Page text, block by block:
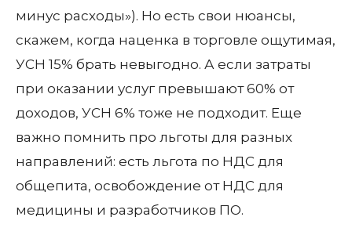
минус расходы»). Но есть свои нюансы,
скажем, когда наценка в торговле ощутимая,
УСН 15% брать невыгодно. А если затраты
при оказании услуг превышают 60% от
доходов, УСН 6% тоже не подходит. Еще
важно помнить про льготы для разных
направлений: есть льгота по НДС для
общепита, освобождение от НДС для
медицины и разработчиков ПО.